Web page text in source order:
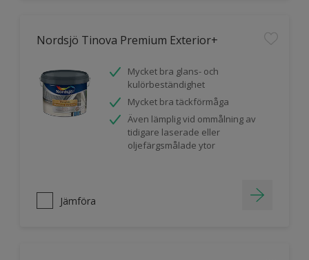
Nordsjö Tinova Premium Exterior+
Mycket bra glans- och
kulörbeständighet
Mycket bra täckförmåga
Även lämplig vid ommålning av
tidigare laserade eller
oljefärgsmålade ytor
Jämföra